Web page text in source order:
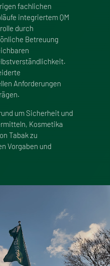
fachlichen
integriertem QM
durch
Betreuung
Anforderungen
um Sicherheit und
Kosmetika
Tabak zu
Vorgaben und